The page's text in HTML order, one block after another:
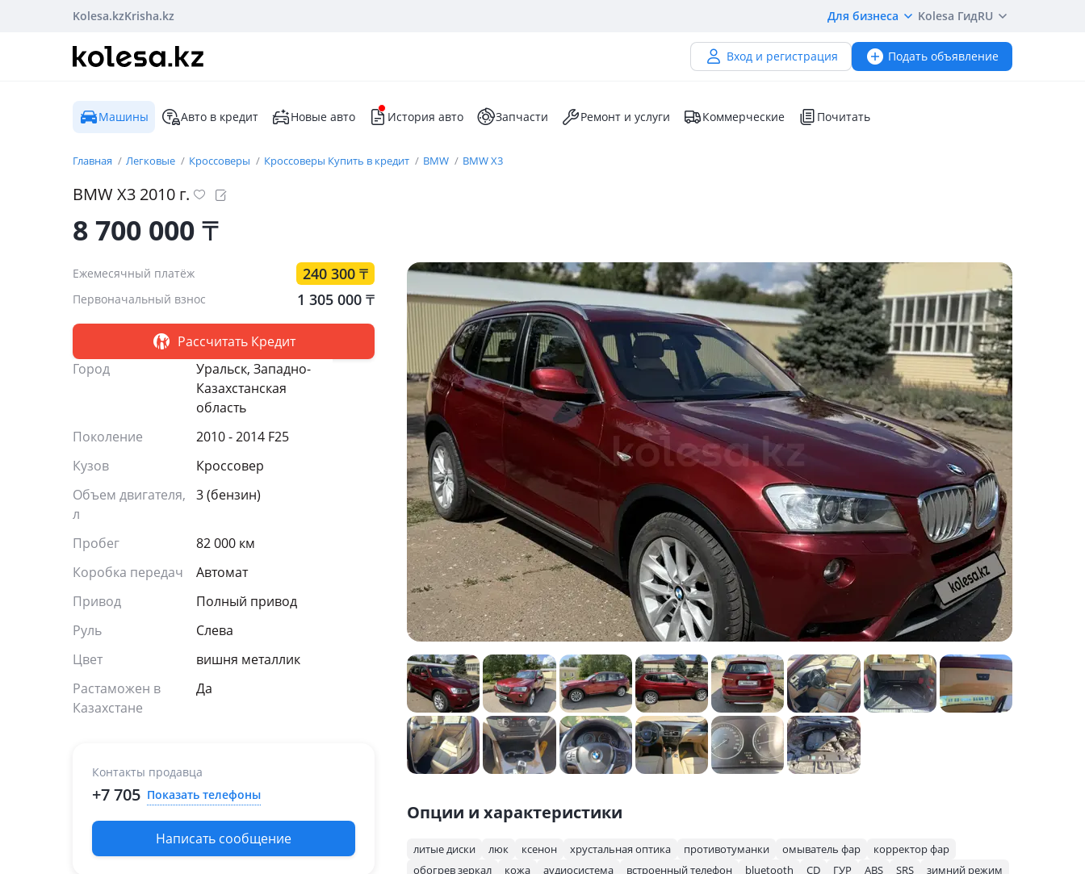
Kolesa.kzKrisha.kz Для бизнеса Kolesa ГидRU
Вход и регистрация Подать объявление
Машины Авто в кредит Новые авто История авто Запчасти Ремонт и услуги Коммерческие Почитать
Главная Легковые Кроссоверы Кроссоверы Купить в кредит BMW BMW X3
BMWX3 2010 г.
8 700 000₸
Ежемесячный платёж 240 300 ₸
Первоначальный взнос 1 305 000 ₸
Рассчитать Кредит
Город
Уральск, Западно-
Казахстанская
область
Поколение
2010 - 2014 F25
Кузов
Кроссовер
Объем двигателя,
л
3 (бензин)
Пробег
82 000 км
Коробка передач
Автомат
Привод
Полный привод
Руль
Слева
Цвет
вишня металлик
Растаможен в
Казахстане
Да
Контакты продавца
+7 705 Показать телефоны
Написать сообщение
Опции и характеристики
литые диски люк ксенон хрустальная оптика противотуманки омыватель фар
корректор фар
обогрев зеркал
кожа аудиосистема встроенный телефон bluetooth CD ГУР ABS SRS
зимний режим